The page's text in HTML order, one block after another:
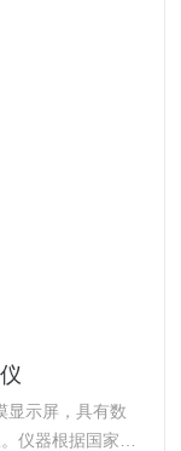
显示屏，具有数
仪器根据国家标